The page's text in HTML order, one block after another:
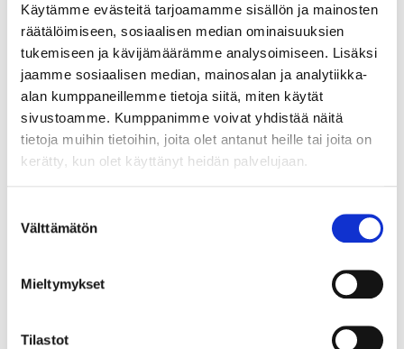
Käytämme evästeitä tarjoamamme sisällön ja mainosten
räätälöimiseen, sosiaalisen median ominaisuuksien
tukemiseen ja kävijämäärämme analysoimiseen. Lisäksi
jaamme sosiaalisen median, mainosalan ja analytiikka-
alan kumppaneillemme tietoja siitä, miten käytät
sivustoamme. Kumppanimme voivat yhdistää näitä
tietoja muihin tietoihin, joita olet antanut heille tai joita on
kerätty, kun olet käyttänyt heidän palvelujaan.
valinta
Välttämätön
Mieltymykset
Tilastot
potilastietoa, mutta mm.
kuvantamisdatan liittämisestä
biopankkiin ollaan
neuvottelemassa. Tavoitteena
on luoda mahdollisimman
laaja näytekokoelma.
Tutkimusten pohjalta voidaan
ymmärtää sairauksien syntyä ja
kehittää hoitoja. Biopankkien
kilpailukyky syntyy niiden
valmiudesta kerätä uusia
terveystietojen kytkemisestä
biopankkinäytteisiin sekä